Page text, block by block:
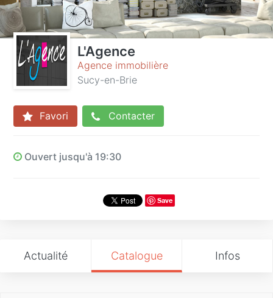
L'Agence
Agence immobilière
Sucy-en-Brie
Favori Contacter
Ouvert jusqu'à 19:30
Save
Actualité Catalogue Infos